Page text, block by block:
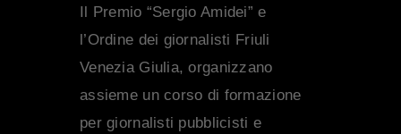
Il Premio “Sergio Amidei” e
l’Ordine dei giornalisti Friuli
Venezia Giulia, organizzano
assieme un corso di formazione
per giornalisti pubblicisti e